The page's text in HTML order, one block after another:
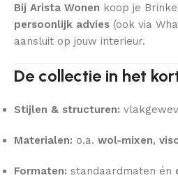
Bij Arista Wonen koop je
persoonlijk advies (ook via
aansluit op jouw interieur.
De collectie in het
Stijlen & structuren:
Materialen: o.a. wol-mixen,
Formaten: standaardmaten én